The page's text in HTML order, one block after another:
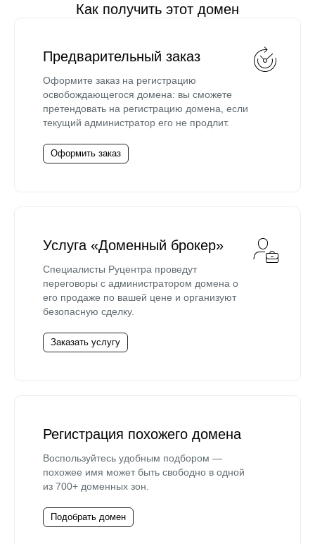
Как получить этот домен
Предварительный заказ
Оформите заказ на регистрацию
освобождающегося домена: вы сможете
претендовать на регистрацию домена, если
текущий администратор его не продлит.
Оформить заказ
Услуга «Доменный брокер»
Специалисты Руцентра проведут
переговоры с администратором домена о
его продаже по вашей цене и организуют
безопасную сделку.
Заказать услугу
Регистрация похожего домена
Воспользуйтесь удобным подбором —
похожее имя может быть свободно в одной
из 700+ доменных зон.
Подобрать домен